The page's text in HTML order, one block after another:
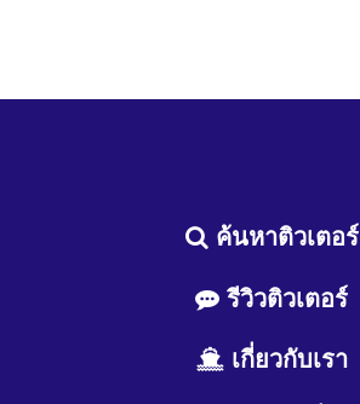
ค้นหาติวเตอร์
รีวิวติวเตอร์
เกี่ยวกับเรา